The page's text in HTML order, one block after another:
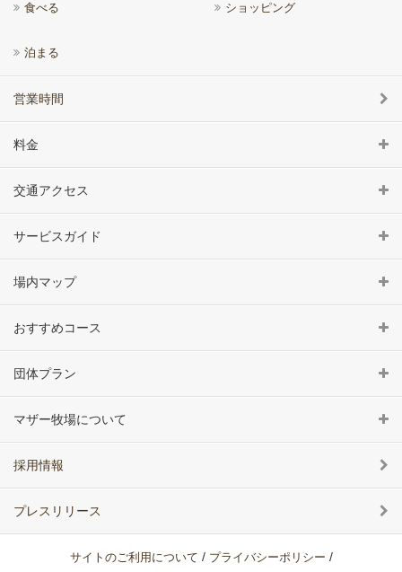
食べる ショッピング
泊まる
営業時間
料金
交通アクセス
サービスガイド
場内マップ
おすすめコース
団体プラン
マザー牧場について
採用情報
プレスリリース
サイトのご利用について / プライバシーポリシー /